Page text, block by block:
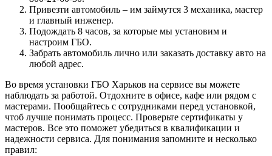
Привезти автомобиль – им займутся 3 механика, мастер
и главный инженер.
Подождать 8 часов, за которые мы установим и
настроим ГБО.
Забрать автомобиль лично или заказать доставку авто на
любой адрес.
Во время установки ГБО Харьков на сервисе вы можете
наблюдать за работой. Отдохните в офисе, кафе или рядом с
мастерами. Пообщайтесь с сотрудниками перед установкой,
чтоб лучше понимать процесс. Проверьте сертификаты у
мастеров. Все это поможет убедиться в квалификации и
надежности сервиса. Для понимания запомните и несколько
правил: